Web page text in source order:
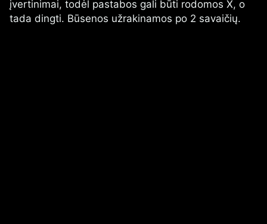
įvertinimai, todėl pastabos gali būti rodomos X, o
tada dingti. Būsenos užrakinamos po 2 savaičių.